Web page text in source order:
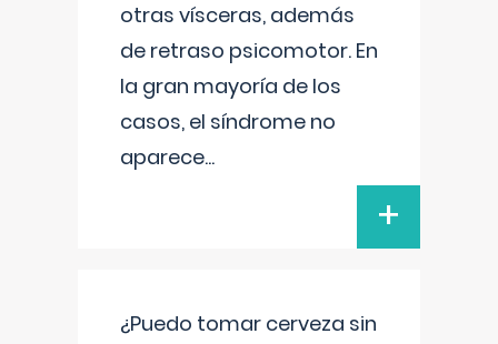
otras vísceras, además
de retraso psicomotor. En
la gran mayoría de los
casos, el síndrome no
aparece...
+
¿Puedo tomar cerveza sin